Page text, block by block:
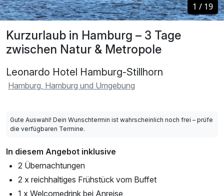
Kurzurlaub in Hamburg – 3 Tage
zwischen Natur & Metropole
Leonardo Hotel Hamburg-Stillhorn
Hamburg, Hamburg und Umgebung
1 / 19
1 / 19
Gute Auswahl! Dein Wunschtermin ist wahrscheinlich noch frei – prüfe
die verfügbaren Termine.
In diesem Angebot inklusive
2 Übernachtungen
2 x reichhaltiges Frühstück vom Buffet
1 x Welcomedrink bei Anreise